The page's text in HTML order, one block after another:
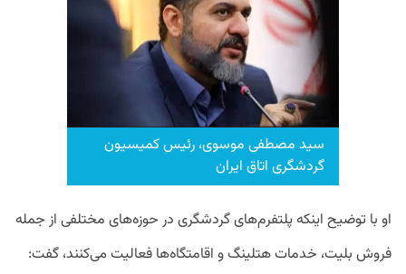
سید مصطفی موسوی، رئیس کمیسیون
گردشگری اتاق ایران
او با توضیح اینکه پلتفرم‌های گردشگری در حوزه‌های مختلفی از جمله
فروش بلیت، خدمات هتلینگ و اقامتگاه‌ها فعالیت می‌کنند، گفت: